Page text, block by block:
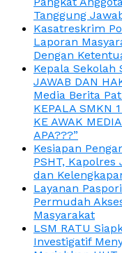
Tanggung
Kasatreskrim
Laporan
Dengan
Kepala Sekolah
JAWAB DAN
Media Berita
KEPALA SMKN
KE AWAK
APA???”
Kesiapan
PSHT,
dan
Layanan
Permudah
Masyarakat
LSM RATU
Investigatif